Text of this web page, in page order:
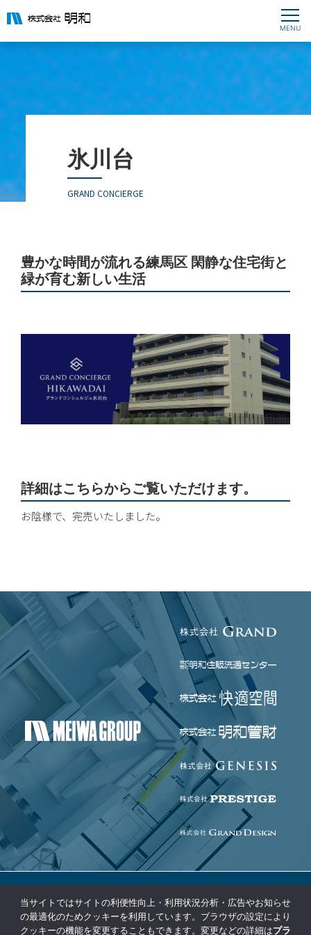
氷川台
GRAND CONCIERGE
豊かな時間が流れる練馬区 閑静な住宅街と
緑が育む新しい生活
詳細はこちらからご覧いただけます。
お陰様で、完売いたしました。
個人情報保護方針 免責事項
当サイトではサイトの利便性向上・利用状況分析・広告やお知らせ
の最適化のためクッキーを利用しています。ブラウザの設定により
クッキーの機能を変更することもできます。変更などの詳細はプラ